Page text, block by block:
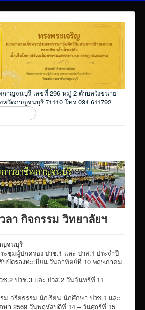
าญจนบุรี เลขที่ 296 หมู่ 2 ตำบลวังขนาย
หวัดกาญจนบุรี 71110 โทร 034 611792
นไลน์
ชาสัมพันธ์
ะ
งานข้อมูลต่าง ๆ
ลา กิจกรรม วิทยาลัยฯ
ญจนบุรี
ะชุมผู้ปกครอง ปวช.1 และ ปวส.1 ประจำปี
บบัตรลงทะเบียน วันอาทิตย์ที่ 10 พฤษภาคม
ช.2 ปวช.3 และ ปวส.2 วันจันทร์ที่ 11
ม จริยธรรม นักเรียน นักศึกษา ปวช.1 และ
ษา 2569 วันพฤหัสบดีที่ 14 – วันศุกร์ที่ 15